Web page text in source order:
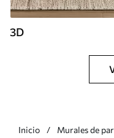
3D
Inicio Murales de